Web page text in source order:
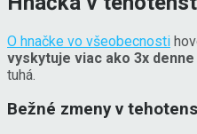
O hnačke vo všeobecnosti
vyskytuje viac ako 3x denne
tuhá.
Bežné zmeny v